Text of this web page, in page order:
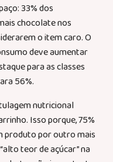
33% dos
chocolate nos
o item caro. O
deve aumentar
para as classes
56%.
nutricional
Isso porque, 75%
produto por outro mais
teor de açúcar” na